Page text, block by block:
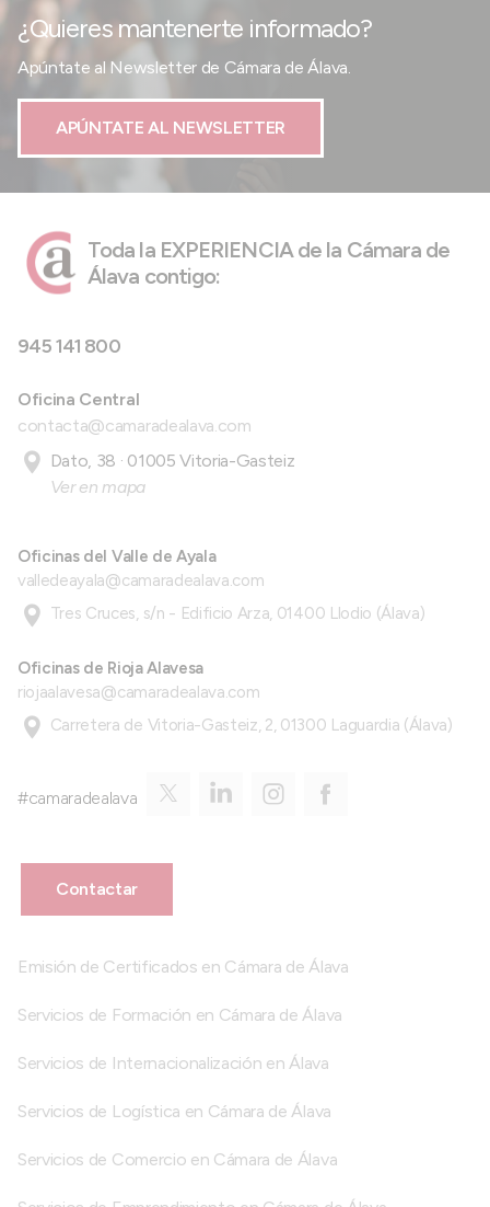
¿Quieres mantenerte informado?
Apúntate al Newsletter de Cámara de Álava.
APÚNTATE AL NEWSLETTER
Toda la EXPERIENCIA de la Cámara de
Álava contigo:
945 141 800
Oficina Central
contacta@camaradealava.com
Dato, 38 · 01005 Vitoria-Gasteiz
Ver en mapa
Oficinas del Valle de Ayala
valledeayala@camaradealava.com
Tres Cruces, s/n - Edificio Arza, 01400 Llodio (Álava)
Oficinas de Rioja Alavesa
riojaalavesa@camaradealava.com
Carretera de Vitoria-Gasteiz, 2, 01300 Laguardia (Álava)
#camaradealava
Contactar
Emisión de Certificados en Cámara de Álava
Servicios de Formación en Cámara de Álava
Servicios de Internacionalización en Álava
Servicios de Logística en Cámara de Álava
Servicios de Comercio en Cámara de Álava